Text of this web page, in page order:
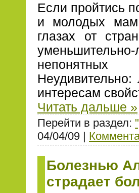
Если пройтись
и молодых
глазах от
интересам
Читать дальше »
Перейти в раздел:
04/04/09 |
Болезнью
страдает